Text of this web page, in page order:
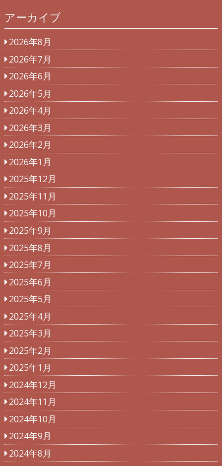
アーカイブ
2026年8月
2026年7月
2026年6月
2026年5月
2026年4月
2026年3月
2026年2月
2026年1月
2025年12月
2025年11月
2025年10月
2025年9月
2025年8月
2025年7月
2025年6月
2025年5月
2025年4月
2025年3月
2025年2月
2025年1月
2024年12月
2024年11月
2024年10月
2024年9月
2024年8月